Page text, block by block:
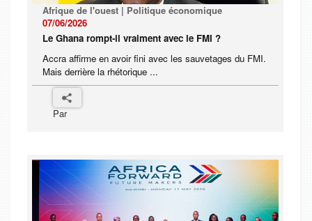
Afrique de l'ouest | Politique économique
07/06/2026
Le Ghana rompt-il vraiment avec le FMI ?
Accra affirme en avoir fini avec les sauvetages du FMI.
Mais derrière la rhétorique ...
Par